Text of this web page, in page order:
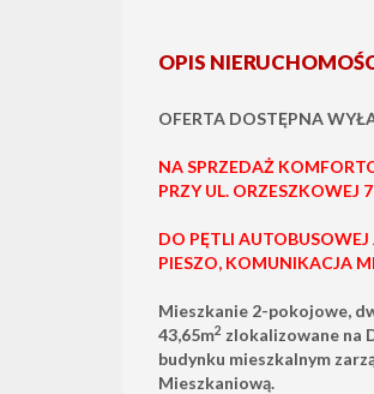
OPIS
OFERTA DOSTĘPNA
NA SPRZEDAŻ
PRZY UL. ORZESZKOWEJ
DO PĘTLI
PIESZO, KOMUNIKACJA
Mieszkanie 2-pokojowe,
43,65m2 zlokalizowane na
budynku mieszkalnym
Mieszkaniową.